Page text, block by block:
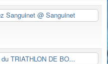
Sanguinet@ Sanguinet
TRIATHLON DE BO...